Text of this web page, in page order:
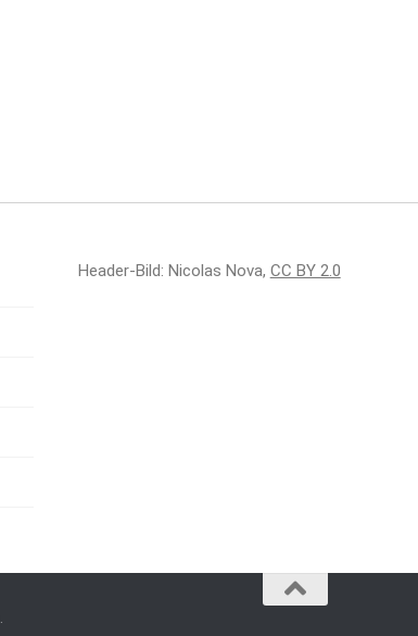
Header-Bild: Nicolas Nova, CC BY 2.0